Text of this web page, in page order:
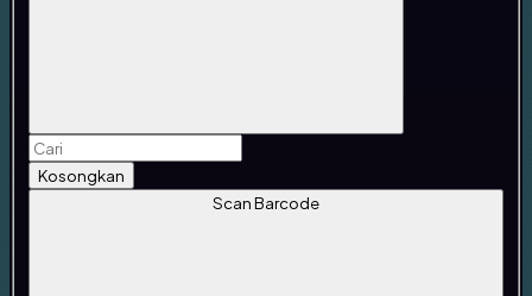
Kosongkan
Scan Barcode